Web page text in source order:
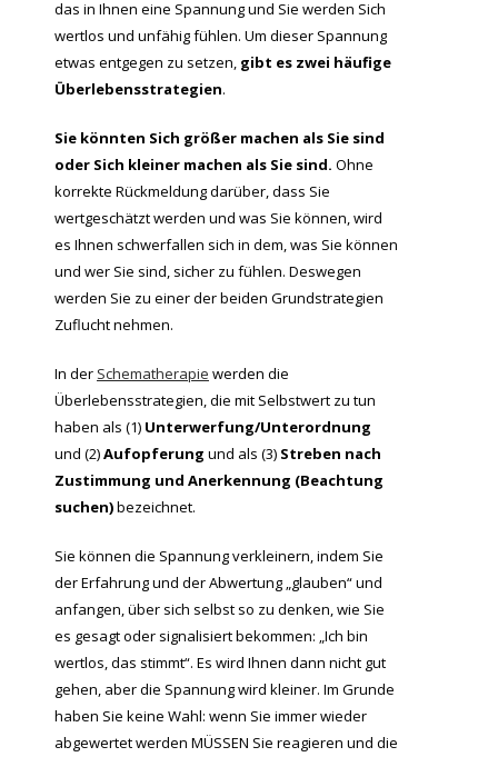
das in Ihnen eine Spannung und Sie werden Sich
wertlos und unfähig fühlen. Um dieser Spannung
etwas entgegen zu setzen, gibt es zwei häufige
Überlebensstrategien.
Sie könnten Sich größer machen als Sie sind
oder Sich kleiner machen als Sie sind. Ohne
korrekte Rückmeldung darüber, dass Sie
wertgeschätzt werden und was Sie können, wird
es Ihnen schwerfallen sich in dem, was Sie können
und wer Sie sind, sicher zu fühlen. Deswegen
werden Sie zu einer der beiden Grundstrategien
Zuflucht nehmen.
In der Schematherapie werden die
Überlebensstrategien, die mit Selbstwert zu tun
haben als (1) Unterwerfung/Unterordnung
und (2)Aufopferung und als (3) Streben nach
Zustimmung und Anerkennung (Beachtung
suchen)bezeichnet.
Sie können die Spannung verkleinern, indem Sie
der Erfahrung und der Abwertung „glauben“ und
anfangen, über sich selbst so zu denken, wie Sie
es gesagt oder signalisiert bekommen: „Ich bin
wertlos, das stimmt“. Es wird Ihnen dann nicht gut
gehen, aber die Spannung wird kleiner. Im Grunde
haben Sie keine Wahl: wenn Sie immer wieder
abgewertet werden MÜSSEN Sie reagieren und die